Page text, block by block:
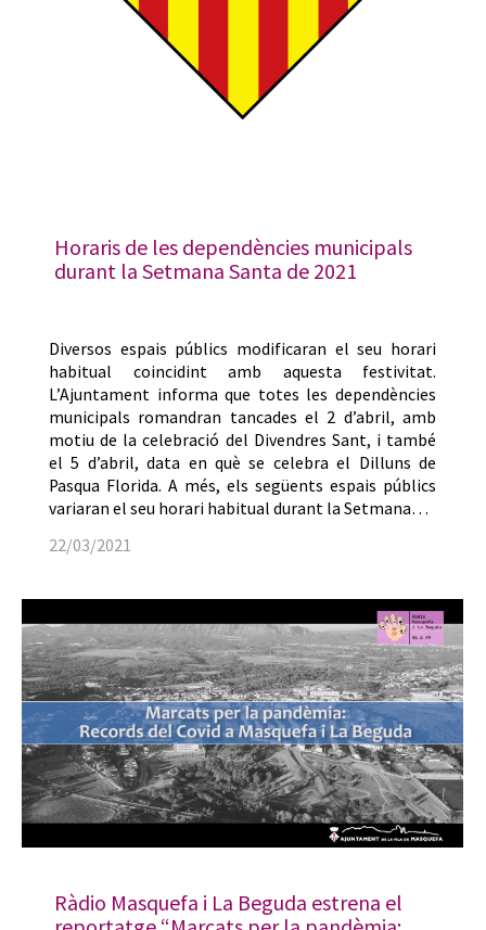
Horaris de les dependències municipals
durant la Setmana Santa de 2021
Diversos espais públics modificaran el seu horari
habitual coincidint amb aquesta festivitat.
L’Ajuntament informa que totes les dependències
municipals romandran tancades el 2 d’abril, amb
motiu de la celebració del Divendres Sant, i també
el 5 d’abril, data en què se celebra el Dilluns de
Pasqua Florida. A més, els següents espais públics
variaran el seu horari habitual durant la Setmana…
22/03/2021
Ràdio Masquefa i La Beguda estrena el